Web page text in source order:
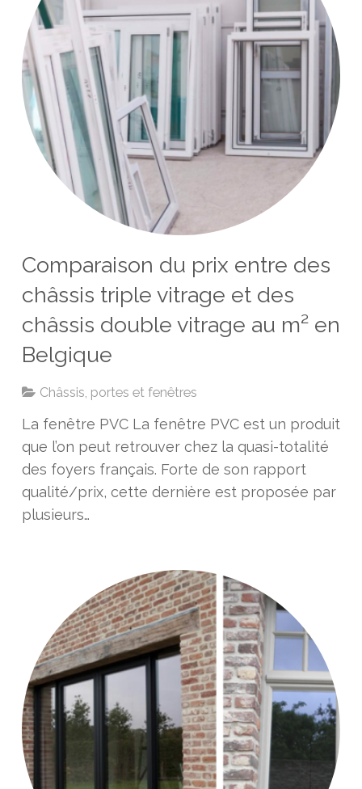
Comparaison du prix entre des
châssis triple vitrage et des
châssis double vitrage au m² en
Belgique
Châssis, portes et fenêtres
La fenêtre PVC La fenêtre PVC est un produit
que l’on peut retrouver chez la quasi-totalité
des foyers français. Forte de son rapport
qualité/prix, cette dernière est proposée par
plusieurs…